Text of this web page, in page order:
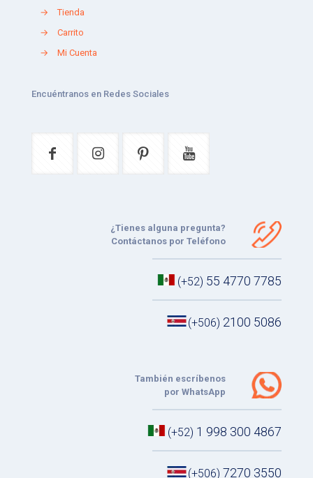
→
Tienda
→
Carrito
→
Mi Cuenta
Encuéntranos en Redes Sociales
¿Tienes alguna pregunta?
Contáctanos por Teléfono
(+52) 55 4770 7785
(+506) 2100 5086
También escríbenos
por WhatsApp
(+52) 1 998 300 4867
(+506) 7270 3550